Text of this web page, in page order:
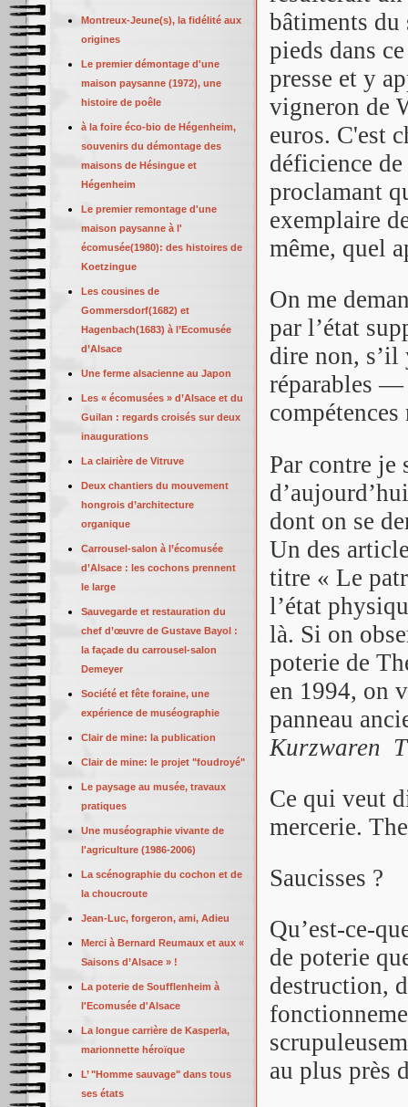
bâtiments du
pieds dans
presse et y
vigneron de
euros. C'est
déficience
proclamant
exemplaire
même, quel
On me
par l’état
dire non, s’il
réparables —
compétences
Par contre je
dont on se
Un des
titre « Le
l’état
là. Si on
poterie de
en 1994, on
panneau
Kurzwaren
Ce qui veut
mercerie.
Saucisses ?
Qu’est-ce-
de poterie
destruction,
au plus près
Montreux-Jeune(s), la fidélité aux
origines
Le premier démontage d'une
maison paysanne (1972), une
histoire de poêle
à la foire éco-bio de Hégenheim,
souvenirs du démontage des
maisons de Hésingue et
Hégenheim
Le premier remontage d'une
maison paysanne à l'
écomusée(1980): des histoires de
Koetzingue
Les cousines de
Gommersdorf(1682) et
Hagenbach(1683) à l’Ecomusée
d’Alsace
Une ferme alsacienne au Japon
Les « écomusées » d’Alsace et du
Guilan : regards croisés sur deux
inaugurations
La clairière de Vitruve
Deux chantiers du mouvement
hongrois d’architecture
organique
Carrousel-salon à l’écomusée
d’Alsace : les cochons prennent
le large
Sauvegarde et restauration du
chef d’œuvre de Gustave Bayol :
la façade du carrousel-salon
Demeyer
Société et fête foraine, une
expérience de muséographie
Clair de mine: la publication
Clair de mine: le projet "foudroyé"
Le paysage au musée, travaux
pratiques
Une muséographie vivante de
l'agriculture (1986-2006)
La scénographie du cochon et de
la choucroute
Jean-Luc, forgeron, ami, Adieu
Merci à Bernard Reumaux et aux «
Saisons d’Alsace » !
La poterie de Soufflenheim à
l'Ecomusée d'Alsace
La longue carrière de Kasperla,
marionnette héroïque
L’ "Homme sauvage" dans tous
ses états